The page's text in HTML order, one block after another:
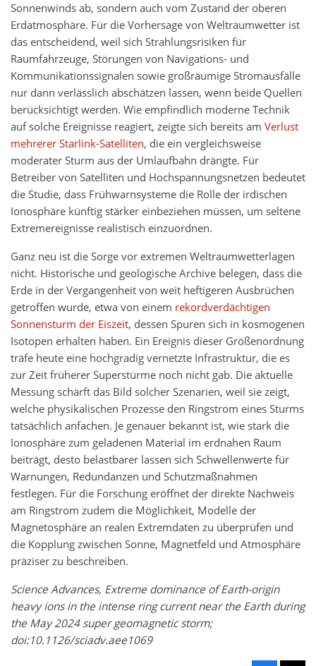
Sonnenwinds ab, sondern auch vom Zustand der oberen
Erdatmosphäre. Für die Vorhersage von Weltraumwetter ist
das entscheidend, weil sich Strahlungsrisiken für
Raumfahrzeuge, Störungen von Navigations- und
Kommunikationssignalen sowie großräumige Stromausfälle
nur dann verlässlich abschätzen lassen, wenn beide Quellen
berücksichtigt werden. Wie empfindlich moderne Technik
auf solche Ereignisse reagiert, zeigte sich bereits am Verlust
mehrerer Starlink-Satelliten, die ein vergleichsweise
moderater Sturm aus der Umlaufbahn drängte. Für
Betreiber von Satelliten und Hochspannungsnetzen bedeutet
die Studie, dass Frühwarnsysteme die Rolle der irdischen
Ionosphäre künftig stärker einbeziehen müssen, um seltene
Extremereignisse realistisch einzuordnen.
Ganz neu ist die Sorge vor extremen Weltraumwetterlagen
nicht. Historische und geologische Archive belegen, dass die
Erde in der Vergangenheit von weit heftigeren Ausbrüchen
getroffen wurde, etwa von einem rekordverdächtigen
Sonnensturm der Eiszeit, dessen Spuren sich in kosmogenen
Isotopen erhalten haben. Ein Ereignis dieser Größenordnung
träfe heute eine hochgradig vernetzte Infrastruktur, die es
zur Zeit früherer Superstürme noch nicht gab. Die aktuelle
Messung schärft das Bild solcher Szenarien, weil sie zeigt,
welche physikalischen Prozesse den Ringstrom eines Sturms
tatsächlich anfachen. Je genauer bekannt ist, wie stark die
Ionosphäre zum geladenen Material im erdnahen Raum
beiträgt, desto belastbarer lassen sich Schwellenwerte für
Warnungen, Redundanzen und Schutzmaßnahmen
festlegen. Für die Forschung eröffnet der direkte Nachweis
am Ringstrom zudem die Möglichkeit, Modelle der
Magnetosphäre an realen Extremdaten zu überprüfen und
die Kopplung zwischen Sonne, Magnetfeld und Atmosphäre
präziser zu beschreiben.
Science Advances, Extreme dominance of Earth-origin
heavy ions in the intense ring current near the Earth during
the May 2024 super geomagnetic storm;
doi:10.1126/sciadv.aee1069